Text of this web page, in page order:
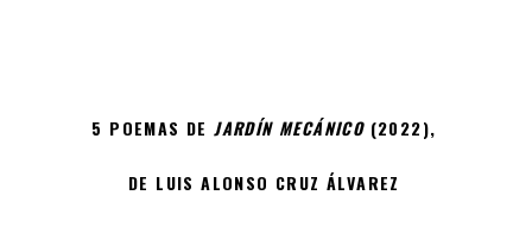
5 POEMAS DEJARDÍN MECÁNICO(2022),
DE LUIS ALONSO CRUZ ÁLVAREZ